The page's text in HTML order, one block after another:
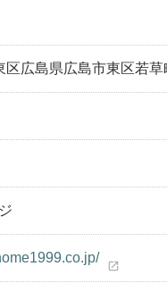
区広島県広島市東区若草
open_in_new